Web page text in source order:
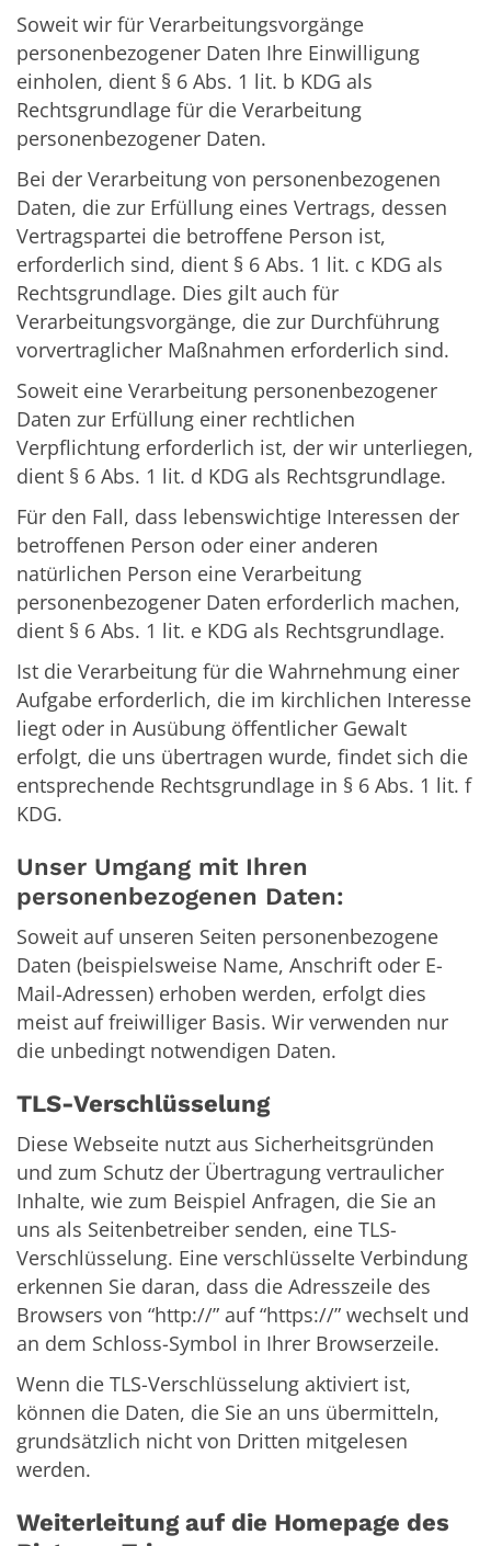
Soweit wir für Verarbeitungsvorgänge
personenbezogener Daten Ihre Einwilligung
einholen, dient § 6 Abs. 1 lit. b KDG als
Rechtsgrundlage für die Verarbeitung
personenbezogener Daten.
Bei der Verarbeitung von personenbezogenen
Daten, die zur Erfüllung eines Vertrags, dessen
Vertragspartei die betroffene Person ist,
erforderlich sind, dient § 6 Abs. 1 lit. c KDG als
Rechtsgrundlage. Dies gilt auch für
Verarbeitungsvorgänge, die zur Durchführung
vorvertraglicher Maßnahmen erforderlich sind.
Soweit eine Verarbeitung personenbezogener
Daten zur Erfüllung einer rechtlichen
Verpflichtung erforderlich ist, der wir unterliegen,
dient § 6 Abs. 1 lit. d KDG als Rechtsgrundlage.
Für den Fall, dass lebenswichtige Interessen der
betroffenen Person oder einer anderen
natürlichen Person eine Verarbeitung
personenbezogener Daten erforderlich machen,
dient § 6 Abs. 1 lit. e KDG als Rechtsgrundlage.
Ist die Verarbeitung für die Wahrnehmung einer
Aufgabe erforderlich, die im kirchlichen Interesse
liegt oder in Ausübung öffentlicher Gewalt
erfolgt, die uns übertragen wurde, findet sich die
entsprechende Rechtsgrundlage in § 6 Abs. 1 lit. f
KDG.
Unser Umgang mit Ihren
personenbezogenen Daten:
Soweit auf unseren Seiten personenbezogene
Daten (beispielsweise Name, Anschrift oder E-
Mail-Adressen) erhoben werden, erfolgt dies
meist auf freiwilliger Basis. Wir verwenden nur
die unbedingt notwendigen Daten.
TLS-Verschlüsselung
Diese Webseite nutzt aus Sicherheitsgründen
und zum Schutz der Übertragung vertraulicher
Inhalte, wie zum Beispiel Anfragen, die Sie an
uns als Seitenbetreiber senden, eine TLS-
Verschlüsselung. Eine verschlüsselte Verbindung
erkennen Sie daran, dass die Adresszeile des
Browsers von “http://” auf “https://” wechselt und
an dem Schloss-Symbol in Ihrer Browserzeile.
Wenn die TLS-Verschlüsselung aktiviert ist,
können die Daten, die Sie an uns übermitteln,
grundsätzlich nicht von Dritten mitgelesen
werden.
Weiterleitung auf die Homepage des